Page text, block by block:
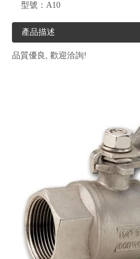
型號： A10
產品描述
品質優良, 歡迎洽詢!